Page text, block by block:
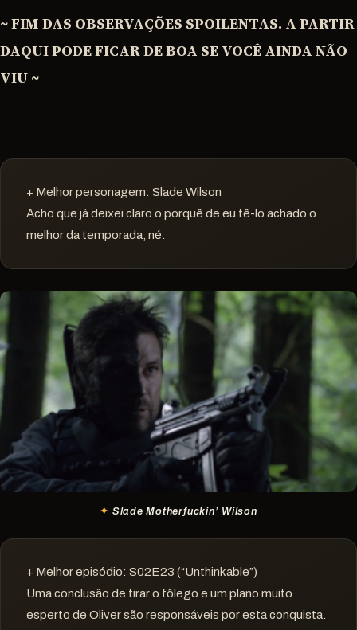
~ FIM DAS OBSERVAÇÕES SPOILENTAS. A PARTIR
DAQUI PODE FICAR DE BOA SE VOCÊ AINDA NÃO
VIU ~
+ Melhor personagem: Slade Wilson
Acho que já deixei claro o porquê de eu tê-lo achado o
melhor da temporada, né.
Slade Motherfuckin’ Wilson
+ Melhor episódio: S02E23 (“Unthinkable”)
Uma conclusão de tirar o fôlego e um plano muito
esperto de Oliver são responsáveis por esta conquista.